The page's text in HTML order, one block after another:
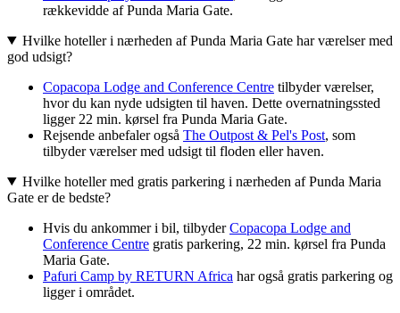
rækkevidde af Punda Maria Gate.
Hvilke hoteller i nærheden af Punda Maria Gate har værelser med
god udsigt?
Copacopa Lodge and Conference Centre tilbyder værelser,
hvor du kan nyde udsigten til haven. Dette overnatningssted
ligger 22 min. kørsel fra Punda Maria Gate.
Rejsende anbefaler også The Outpost & Pel's Post, som
tilbyder værelser med udsigt til floden eller haven.
Hvilke hoteller med gratis parkering i nærheden af Punda Maria
Gate er de bedste?
Hvis du ankommer i bil, tilbyderCopacopa Lodge and
Conference Centre gratis parkering, 22 min. kørsel fra Punda
Maria Gate.
Pafuri Camp by RETURN Africa har også gratis parkering og
ligger i området.